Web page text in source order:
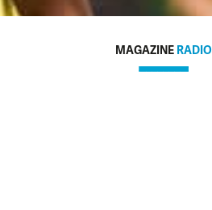
MAGAZINE RADIO